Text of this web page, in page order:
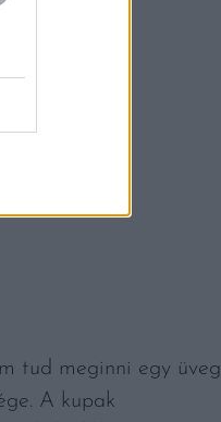
tud meginni egy üveg
A kupak